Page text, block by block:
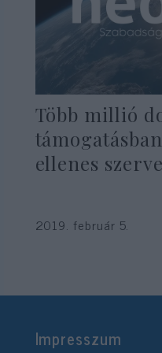
Több millió
ellenes
2019. február 5.
Impresszum